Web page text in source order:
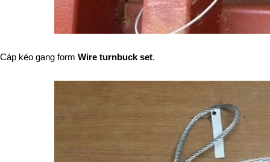
Cáp kéo gang form Wire turnbuck set.